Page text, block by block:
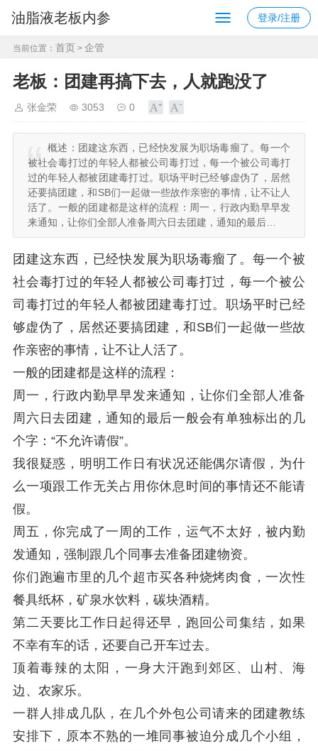
油脂液老板内参 登录/注册
当前位置： 首页 > 企管
老板：团建再搞下去，人就跑没了
张金荣 3053 0
概述： 团建这东西，已经快发展为职场毒瘤了。每一个
被社会毒打过的年轻人都被公司毒打过，每一个被公司毒打
过的年轻人都被团建毒打过。职场平时已经够虚伪了，居然
还要搞团建，和SB们一起做一些故作亲密的事情，让不让人
活了。一般的团建都是这样的流程：周一，行政内勤早早发
来通知，让你们全部人准备周六日去团建，通知的最后…
团建这东西，已经快发展为职场毒瘤了。每一个被
社会毒打过的年轻人都被公司毒打过，每一个被公
司毒打过的年轻人都被团建毒打过。职场平时已经
够虚伪了，居然还要搞团建，和SB们一起做一些故
作亲密的事情，让不让人活了。
一般的团建都是这样的流程：
周一，行政内勤早早发来通知，让你们全部人准备
周六日去团建，通知的最后一般会有单独标出的几
个字：“不允许请假”。
我很疑惑，明明工作日有状况还能偶尔请假，为什
么一项跟工作无关占用你休息时间的事情还不能请
假。
周五，你完成了一周的工作，运气不太好，被内勤
发通知，强制跟几个同事去准备团建物资。
你们跑遍市里的几个超市买各种烧烤肉食，一次性
餐具纸杯，矿泉水饮料，碳块酒精。
第二天要比工作日起得还早，跑回公司集结，如果
不幸有车的话，还要自己开车过去。
顶着毒辣的太阳，一身大汗跑到郊区、山村、海
边、农家乐。
一群人排成几队，在几个外包公司请来的团建教练
安排下，原本不熟的一堆同事被迫分成几个小组，